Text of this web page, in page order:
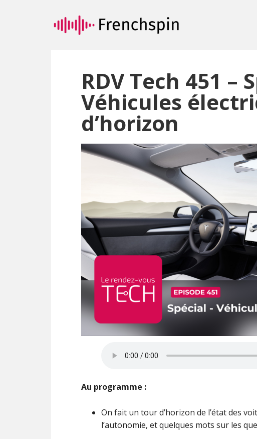
au
contenu
la
RDV Tech 451 –
Véhicules
d’horizon
Au programme :
On fait un tour d’horizon de l’état des
l’autonomie, et quelques mots sur les